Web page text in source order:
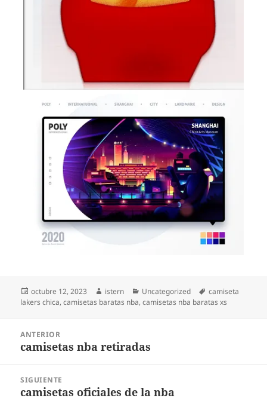
Publicado
el
octubre 12, 2023 Autor
istern Categorías
Uncategorized Etiquetas
camiseta
lakers chica,camisetas baratas nba,camisetas nba baratas xs
entradas
ANTERIOR
Entrada
camisetas nba retiradas
SIGUIENTE
Entrada
camisetas oficiales de la nba